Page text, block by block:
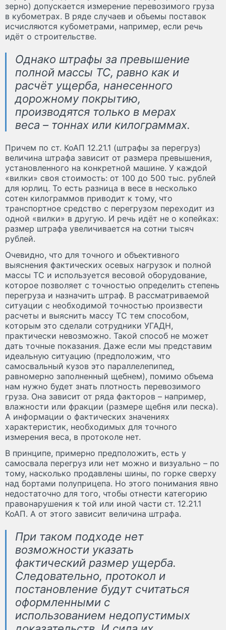
зерно) допускается измерение перевозимого груза
в кубометрах. В ряде случаев и объемы поставок
исчисляются кубометрами, например, если речь
идёт о строительстве.
Однако штрафы за превышение
полной массы ТС, равно как и
расчёт ущерба, нанесенного
дорожному покрытию,
производятся только в мерах
веса – тоннах или килограммах.
Причем по ст. КоАП 12.21.1 (штрафы за перегруз)
величина штрафа зависит от размера превышения,
установленного на конкретной машине. У каждой
«вилки» своя стоимость: от 100 до 500 тыс. рублей
для юрлиц. То есть разница в весе в несколько
сотен килограммов приводит к тому, что
транспортное средство с перегрузом переходит из
одной «вилки» в другую. И речь идёт не о копейках:
размер штрафа увеличивается на сотни тысяч
рублей.
Очевидно, что для точного и объективного
выяснения фактических осевых нагрузок и полной
массы ТС и используется весовой оборудование,
которое позволяет с точностью определить степень
перегруза и назначить штраф. В рассматриваемой
ситуации с необходимой точностью произвести
расчеты и выяснить массу ТС тем способом,
которым это сделали сотрудники УГАДН,
практически невозможно. Такой способ не может
дать точные показания. Даже если мы представим
идеальную ситуацию (предположим, что
самосвальный кузов это параллелепипед,
равномерно заполненный щебнем), помимо объема
нам нужно будет знать плотность перевозимого
груза. Она зависит от ряда факторов – например,
влажности или фракции (размере щебня или песка).
А информации о фактических значениях
характеристик, необходимых для точного
измерения веса, в протоколе нет.
В принципе, примерно предположить, есть у
самосвала перегруз или нет можно и визуально – по
тому, насколько продавлены шины, по горке сверху
над бортами полуприцепа. Но этого понимания явно
недостаточно для того, чтобы отнести категорию
правонарушения к той или иной части ст. 12.21.1
КоАП. А от этого зависит величина штрафа.
При таком подходе нет
возможности указать
фактический размер ущерба.
Следовательно, протокол и
постановление будут считаться
оформленными с
использованием недопустимых